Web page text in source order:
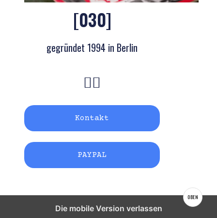
[030]
gegründet 1994 in Berlin
Kontakt
PAYPAL
OBEN
Die mobile Version verlassen